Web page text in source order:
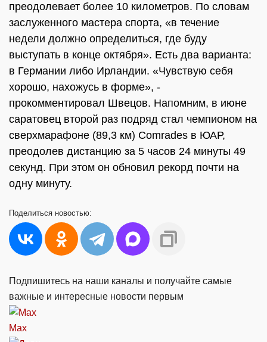
преодолевает более 10 километров. По словам
заслуженного мастера спорта, «в течение
недели должно определиться, где буду
выступать в конце октября». Есть два варианта:
в Германии либо Ирландии. «Чувствую себя
хорошо, нахожусь в форме», -
прокомментировал Швецов. Напомним, в июне
саратовец второй раз подряд стал чемпионом на
сверхмарафоне (89,3 км) Comrades в ЮАР,
преодолев дистанцию за 5 часов 24 минуты 49
секунд. При этом он обновил рекорд почти на
одну минуту.
Поделиться новостью:
Подпишитесь на наши каналы и получайте самые
важные и интересные новости первым
Max